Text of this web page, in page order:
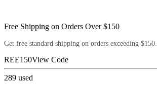
Free Shipping on Orders Over $150
Get free standard shipping on orders exceeding $150.
REE150View Code
289 used